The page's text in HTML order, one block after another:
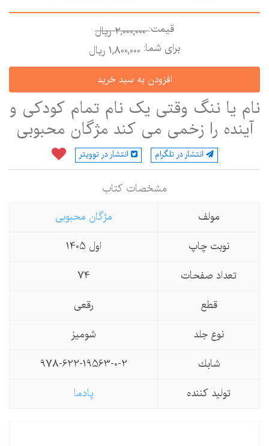
قیمت:2,000,000 ريال
برای شما: 1,800,000 ريال
نام یا ننگ وقتی یک نام تمام کودکی و
آینده را زخمی می کند مژگان محبوبی
انتشار در تلگرام انتشار در توویتر
مشخصات كتاب
مولف
مژگان محبوبی
نوبت چاپ
اول 1405
تعداد صفحات
74
قطع
رقعی
نوع جلد
شومیز
شابك
978-622-19563-0-2
تولید كننده
پادما